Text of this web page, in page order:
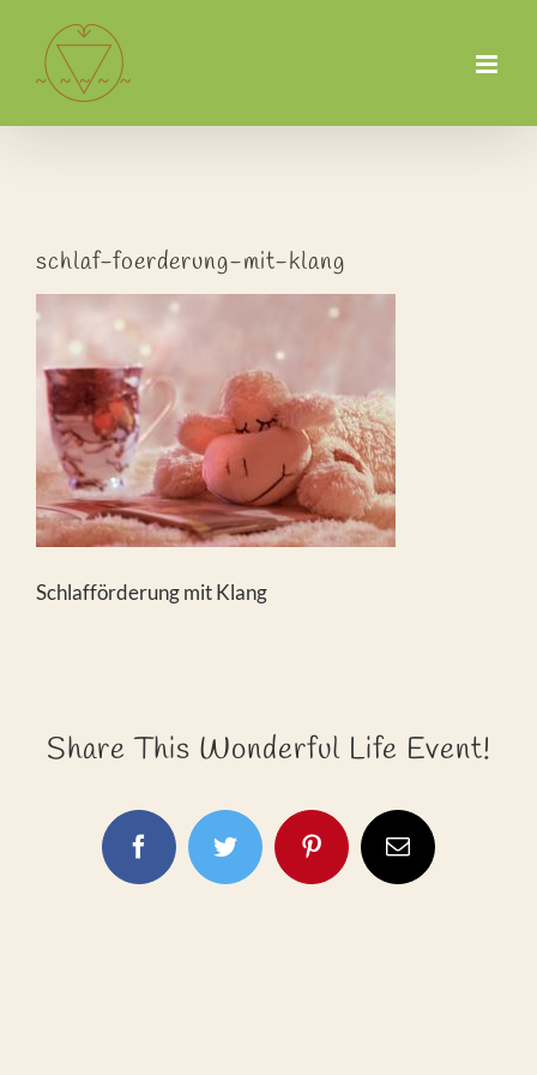
Inhalt
springen
schlaf-foerderung-mit-klang
Schlafförderung mit Klang
Share This Wonderful Life Event!
FacebookTwitter PinterestE-
Mail